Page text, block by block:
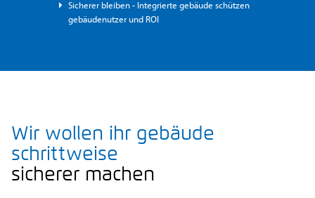
Sicherer bleiben - Integrierte gebäude schützen
gebäudenutzer und ROI
Wir wollen ihr gebäude
schrittweise
sicherer machen